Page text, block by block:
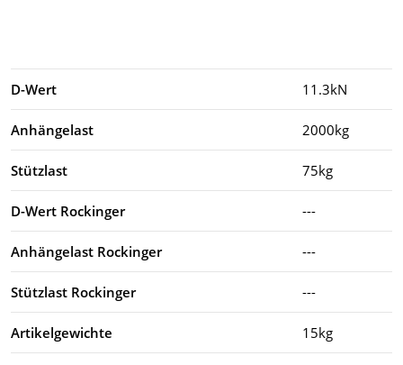
D-Wert 11.3kN
Anhängelast 2000kg
Stützlast 75kg
D-Wert Rockinger ---
Anhängelast Rockinger ---
Stützlast Rockinger ---
Artikelgewichte 15kg